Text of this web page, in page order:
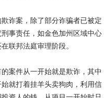
诈案，除了部分诈骗者已被定
事责任，如金色加州区域中心
联邦法庭审理阶段。
案件从一开始就是欺诈，其中
就打着挂羊头卖狗肉，利用信